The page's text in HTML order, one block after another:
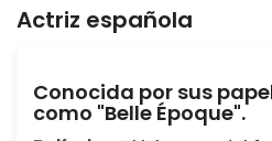
Actriz española
Conocida por sus
como "Belle Époque".